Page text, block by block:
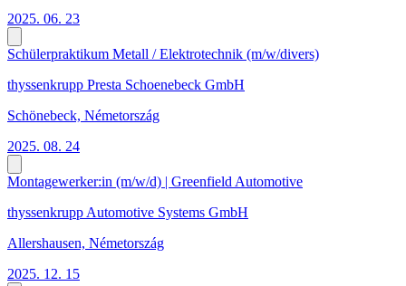
2025. 06. 23
Schülerpraktikum Metall / Elektrotechnik (m/w/divers)
thyssenkrupp Presta Schoenebeck GmbH
Schönebeck, Németország
2025. 08. 24
Montagewerker:in (m/w/d) | Greenfield Automotive
thyssenkrupp Automotive Systems GmbH
Allershausen, Németország
2025. 12. 15